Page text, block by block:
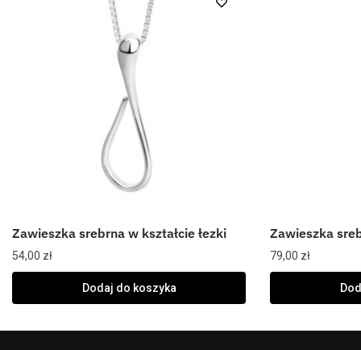
Zawieszka srebrna w kształcie łezki
54,00 zł
Dodaj do koszyka
Zawieszka
79,00 zł